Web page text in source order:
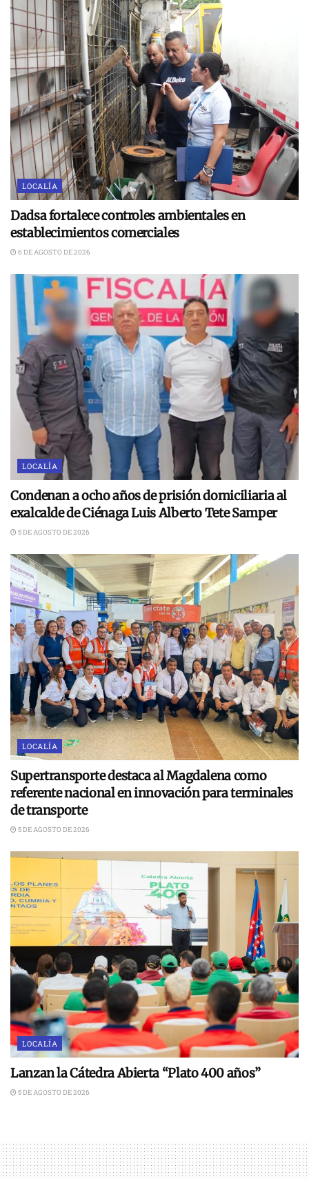
LOCALÍA
Dadsa fortalece controles ambientales en
establecimientos comerciales
6 DE AGOSTO DE 2026
LOCALÍA
Condenan a ocho años de prisión domiciliaria al
exalcalde de Ciénaga Luis Alberto Tete Samper
5 DE AGOSTO DE 2026
LOCALÍA
Supertransporte destaca al Magdalena como
referente nacional en innovación para terminales
de transporte
5 DE AGOSTO DE 2026
LOCALÍA
Lanzan la Cátedra Abierta “Plato 400 años”
5 DE AGOSTO DE 2026